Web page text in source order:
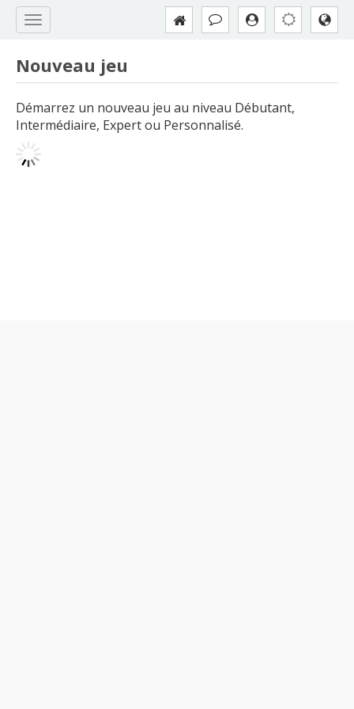
Nouveau jeu
Démarrez un nouveau jeu au niveau Débutant,
Intermédiaire, Expert ou Personnalisé.